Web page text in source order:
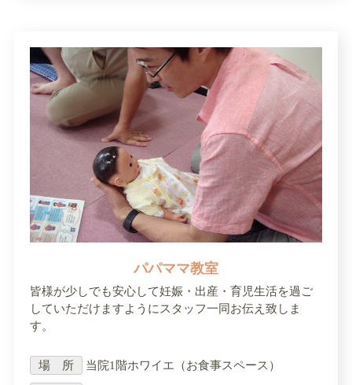
パパママ教室
皆様が少しでも安心して妊娠・出産・育児生活を過ご
していただけますようにスタッフ一同お伝え致しま
す。
場 所 当院1階ホワイエ（お食事スペース）